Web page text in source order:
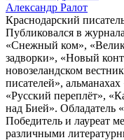
Александр Ралот
Краснодарский
Публиковался в
«Снежный ком»,
задворки», «Новый
новозеландском
писателей»,
«Русский переплёт»,
над Бией». Обладатель
Победитель и лауреат
различными